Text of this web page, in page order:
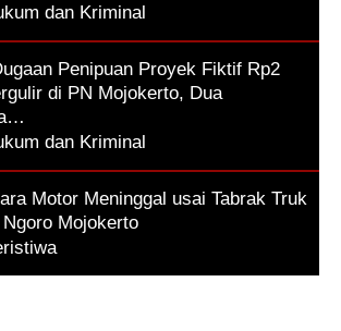
dan Kriminal
Penipuan Proyek Fiktif Rp2
di PN Mojokerto, Dua
dan Kriminal
Motor Meninggal usai Tabrak Truk
Mojokerto
,